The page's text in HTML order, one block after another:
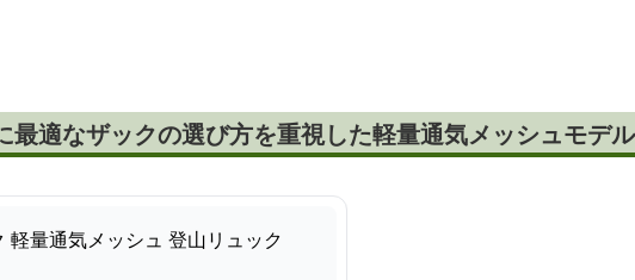
最適なザックの選び方を重視した軽量通気メッシュモデル